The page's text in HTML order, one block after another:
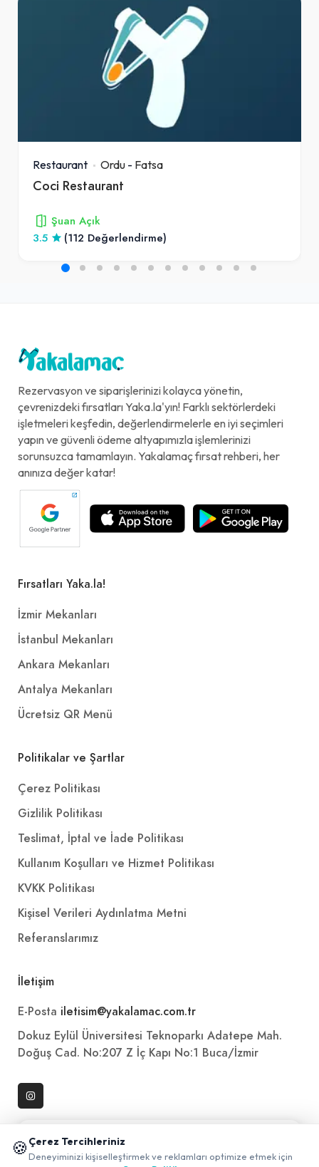
Restaurant Ordu - Fatsa
Coci Restaurant
Şuan Açık
3.5
(112 Değerlendirme)
Rezervasyon ve siparişlerinizi kolayca yönetin,
çevrenizdeki fırsatları Yaka.la'yın! Farklı sektörlerdeki
işletmeleri keşfedin, değerlendirmelerle en iyi seçimleri
yapın ve güvenli ödeme altyapımızla işlemlerinizi
sorunsuzca tamamlayın. Yakalamaç fırsat rehberi, her
anınıza değer katar!
Fırsatları Yaka.la!
İzmir Mekanları
İstanbul Mekanları
Ankara Mekanları
Antalya Mekanları
Ücretsiz QR Menü
Politikalar ve Şartlar
Çerez Politikası
Gizlilik Politikası
Teslimat, İptal ve İade Politikası
Kullanım Koşulları ve Hizmet Politikası
KVKK Politikası
Kişisel Verileri Aydınlatma Metni
Referanslarımız
İletişim
E-Posta iletisim@yakalamac.com.tr
Dokuz Eylül Üniversitesi Teknoparkı Adatepe Mah.
Doğuş Cad. No:207 Z İç Kapı No:1 Buca/İzmir
🍪 Çerez Tercihleriniz
Deneyiminizi kişiselleştirmek ve reklamları optimize etmek için
📱 Mobil uygulamamızı keşfedin!
✖